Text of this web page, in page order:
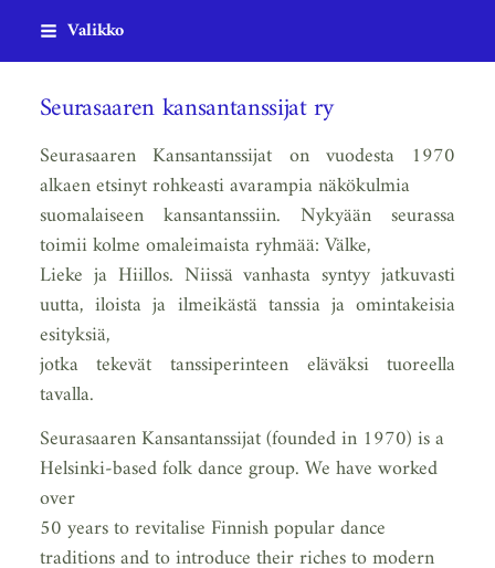
Siirry
sivun
Valikko
Seurasaaren kansantanssijat ry
Seurasaaren Kansantanssijat on vuodesta 1970
alkaen etsinyt rohkeasti avarampia näkökulmia
suomalaiseen kansantanssiin. Nykyään seurassa
toimii kolme omaleimaista ryhmää: Välke,
Lieke ja Hiillos. Niissä vanhasta syntyy jatkuvasti
uutta, iloista ja ilmeikästä tanssia ja omintakeisia
esityksiä,
jotka tekevät tanssiperinteen eläväksi tuoreella
tavalla.
Seurasaaren Kansantanssijat (founded in 1970) is a
Helsinki-based folk dance group. We have worked
over
50 years to revitalise Finnish popular dance
traditions and to introduce their riches to modern